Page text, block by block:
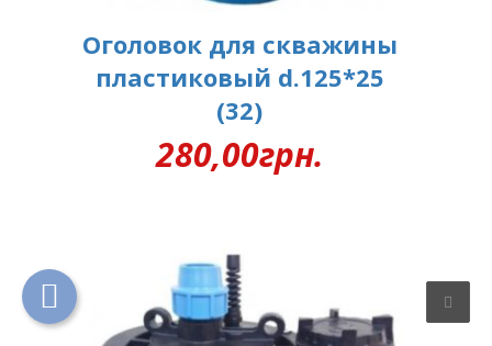
Оголовок для скважины
пластиковый d.125*25
(32)
280,00грн.